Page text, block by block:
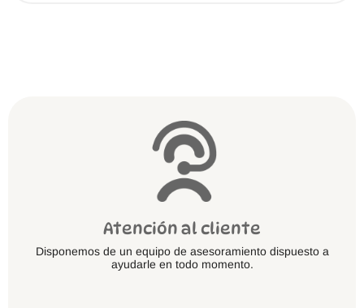
Atención al cliente
Disponemos de un equipo de asesoramiento dispuesto a
ayudarle en todo momento.